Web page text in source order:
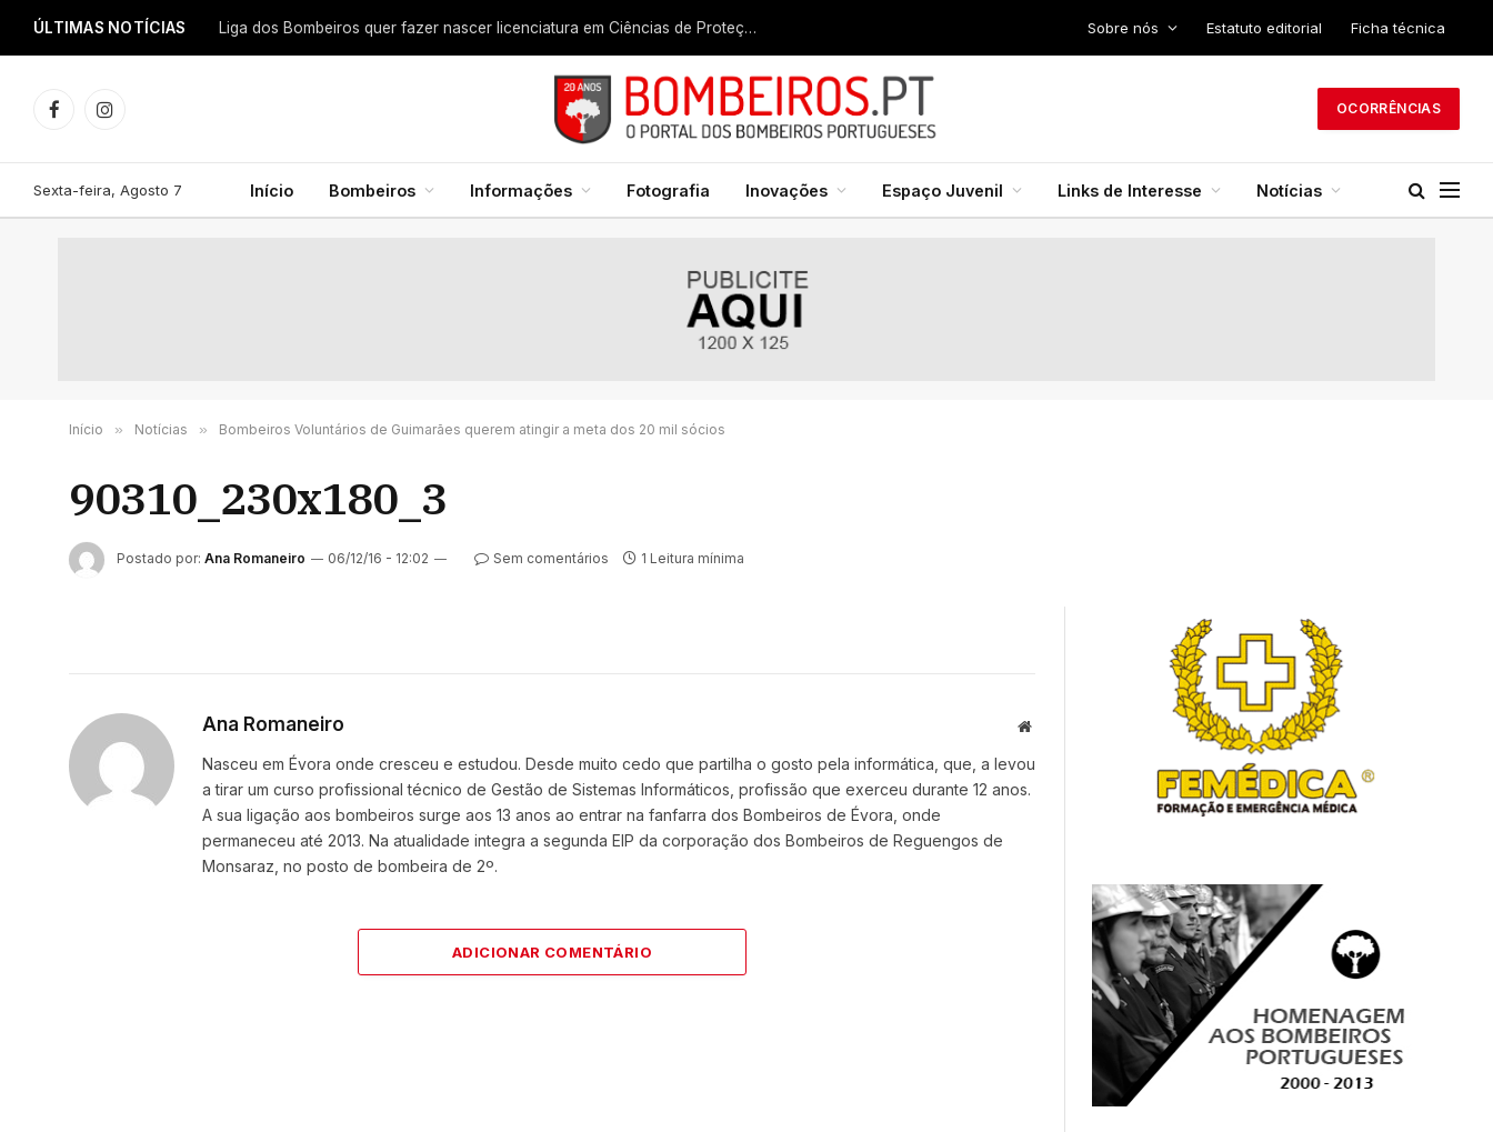
ÚLTIMAS NOTÍCIAS Liga dos Bombeiros quer fazer nascer licenciatura em Ciências de Proteção Civil e Bombeiros Sobre nós Estatuto editorial Ficha técnica
FacebookInstagram
OCORRÊNCIAS
Sexta-feira, Agosto 7 Início Bombeiros Informações Fotografia Inovações Espaço Juvenil Links de Interesse Notícias
Início » Notícias » Bombeiros Voluntários de Guimarães querem atingir a meta dos 20 mil sócios
90310_230x180_3
Postado por: Ana Romaneiro 06/12/16 - 12:02 Sem comentários 1 Leitura mínima
Ana Romaneiro Website
Nasceu em Évora onde cresceu e estudou. Desde muito cedo que partilha o gosto pela informática, que, a levou
a tirar um curso profissional técnico de Gestão de Sistemas Informáticos, profissão que exerceu durante 12 anos.
A sua ligação aos bombeiros surge aos 13 anos ao entrar na fanfarra dos Bombeiros de Évora, onde
permaneceu até 2013. Na atualidade integra a segunda EIP da corporação dos Bombeiros de Reguengos de
Monsaraz, no posto de bombeira de 2º.
ADICIONAR COMENTÁRIO